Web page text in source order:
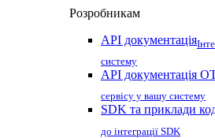
Розробникам
API документація
систему
API документація
сервісу у вашу систему
SDK та приклади
до інтеграції SDK